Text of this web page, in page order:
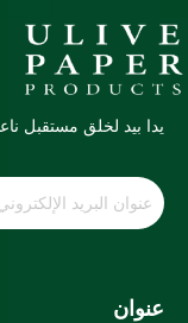
يدا بيد لخلق مستقبل
عنوان